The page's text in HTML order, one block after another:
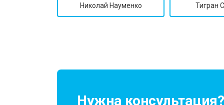
Николай Науменко Тигран
Нужна консультация?